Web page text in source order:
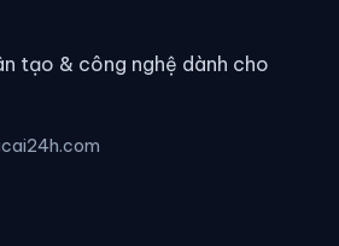
tạo & công nghệ dành cho